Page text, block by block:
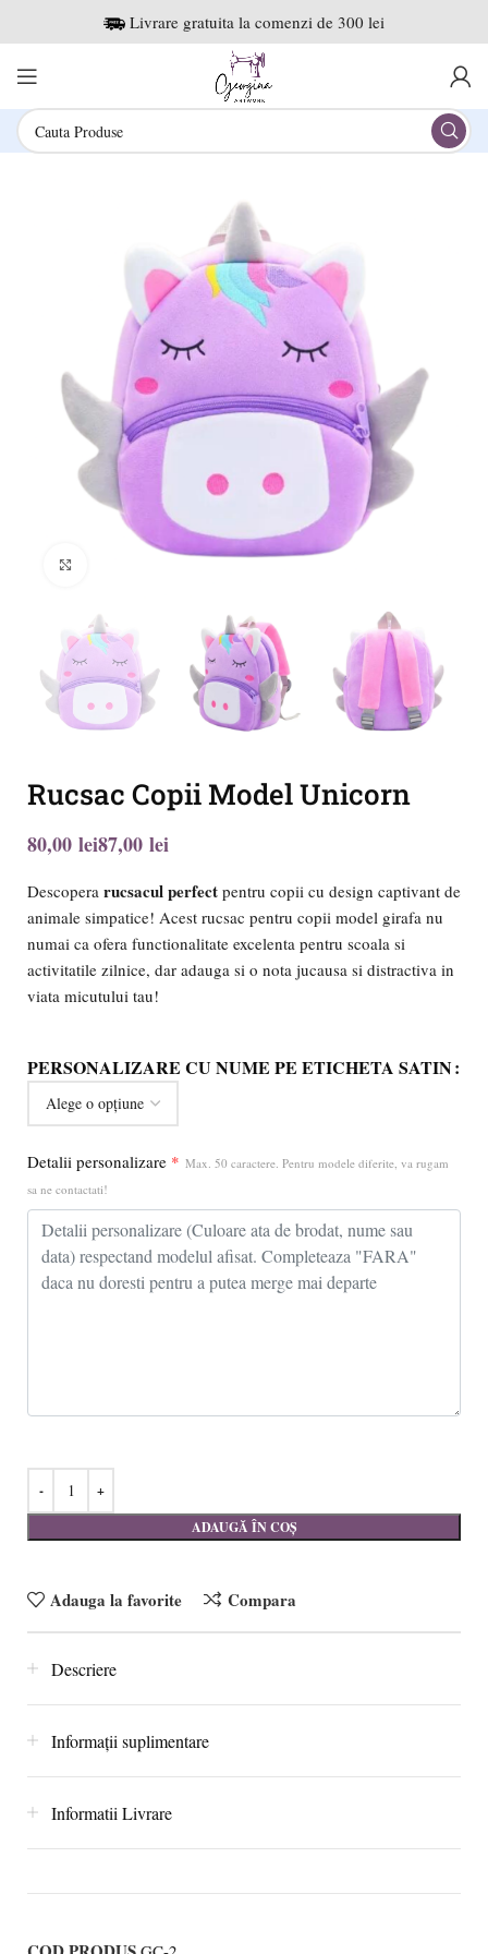
Livrare gratuita la comenzi de 300 lei
Rucsac Copii Model Unicorn
lei lei
Descopera rucsacul perfect pentru copii cu design captivant de
animale simpatice! Acest rucsac pentru copii model girafa nu
numai ca ofera functionalitate excelenta pentru scoala si
activitatile zilnice, dar adauga si o nota jucausa si distractiva in
viata micutului tau!
PERSONALIZARE CU NUME PE ETICHETA SATIN
Detalii personalizare * Max. 50 caractere. Pentru modele diferite, va rugam
sa ne contactati!
ADAUGĂ ÎN COȘ
Adauga la favorite Compara
Descriere
Informații suplimentare
Informatii Livrare